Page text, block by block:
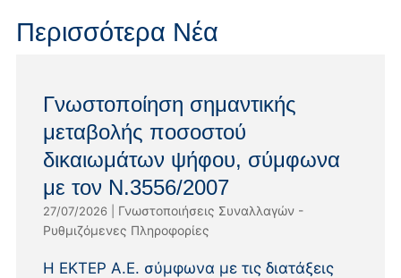
Περισσότερα Νέα
Γνωστοποίηση σημαντικής
μεταβολής ποσοστού
δικαιωμάτων ψήφου, σύμφωνα
με τον Ν.3556/2007
27/07/2026| Γνωστοποιήσεις Συναλλαγών -
Ρυθμιζόμενες Πληροφορίες
Η ΕΚΤΕΡ Α.Ε. σύμφωνα με τις διατάξεις